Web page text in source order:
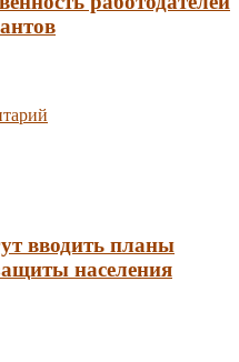
вводить планы
населения